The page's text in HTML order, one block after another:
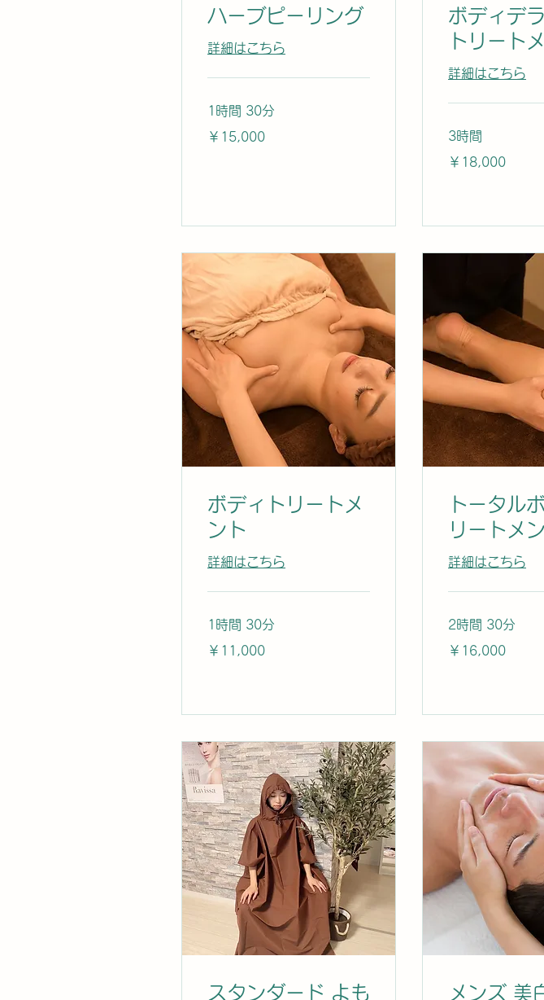
ハーブピーリング
詳細はこちら
1時間 30分
円
￥15,000
ボディデ
トリート
詳細はこちら
3時間
円
￥18,000
ボディトリートメ
ント
詳細はこちら
1時間 30分
円
￥11,000
トータル
リートメ
詳細はこちら
2時間 30分
円
￥16,000
スタンダード よも メンズ 美